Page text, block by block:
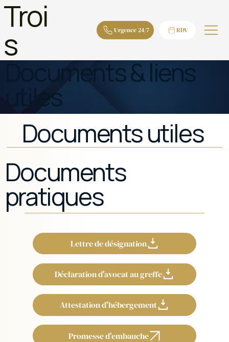
Troi
s Urgence 24/7 RDV
Documents & liens
utiles
Documents
pratiques
Lettre de désignation
Déclaration d'avocat au greffe
Attestation d'hébergement
Promesse d'embauche
Documents utiles